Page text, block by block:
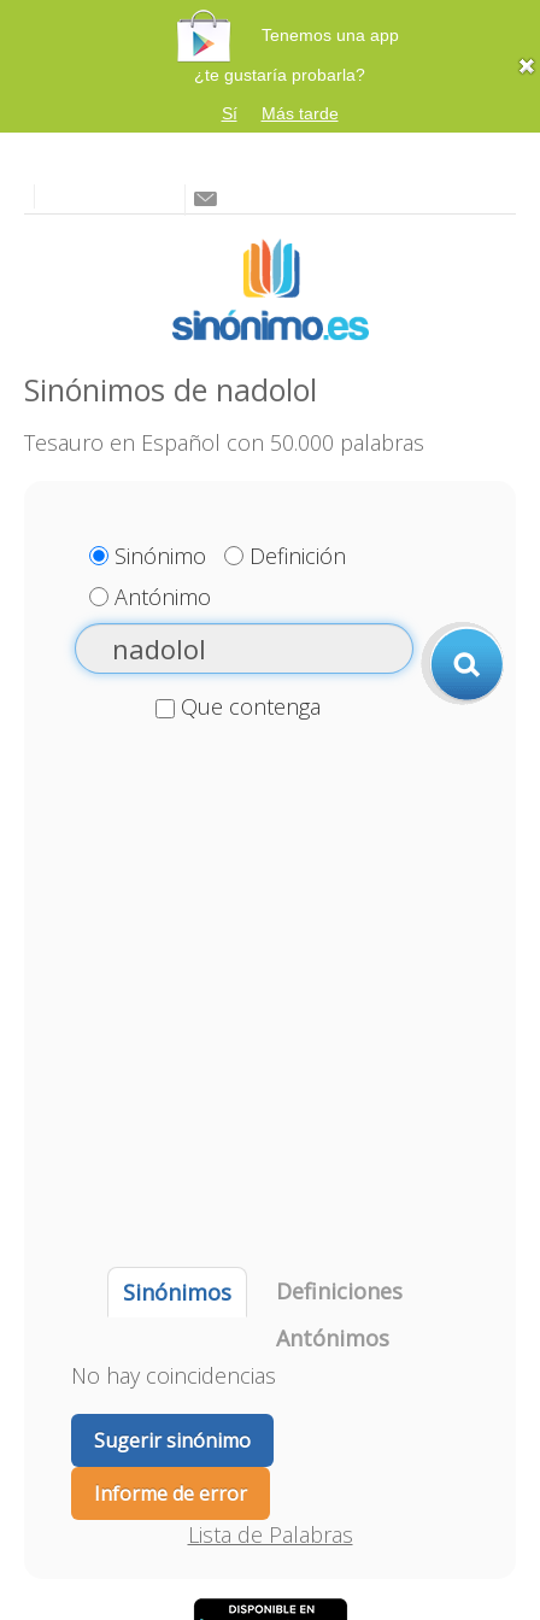
Tenemos una app
¿te gustaría probarla?
Sí
Más tarde
Sinónimos de nadolol
Tesauro en Español con 50.000 palabras
Sinónimo
Definición
Antónimo
Que contenga
Sinónimos
Definiciones
Antónimos
No hay coincidencias
Sugerir sinónimo
Informe de error
Lista de Palabras